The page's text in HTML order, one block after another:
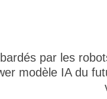
par les
modèle IA du